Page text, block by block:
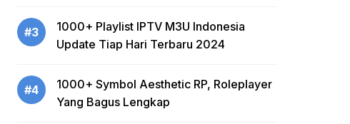
#3
1000+ Playlist IPTV M3U Indonesia
Update Tiap Hari Terbaru 2024
#4
1000+ Symbol Aesthetic RP, Roleplayer
Yang Bagus Lengkap